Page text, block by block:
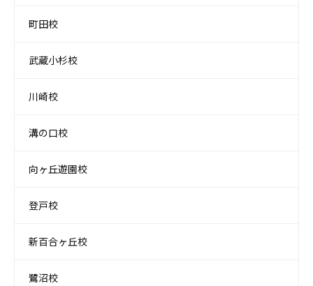
町田校
武蔵小杉校
川崎校
溝の口校
向ヶ丘遊園校
登戸校
新百合ヶ丘校
鷺沼校